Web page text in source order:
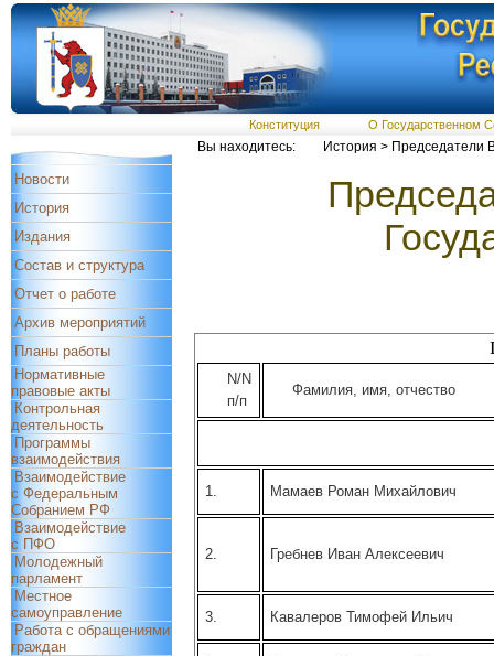
Конституция О Государственном
Новости
История
Издания
Состав и структура
Отчет о работе
Архив мероприятий
Планы работы
Нормативные
правовые акты
Контрольная
деятельность
Программы
взаимодействия
Взаимодействие
с Федеральным
Собранием РФ
Взаимодействие
с ПФО
Молодежный
парламент
Местное
самоуправление
Работа с обращениями
граждан
Вы находитесь: История > Председатели
N/N
п/п
Фамилия, имя, отчество
1. Мамаев Роман Михайлович
2. Гребнев Иван Алексеевич
3. Кавалеров Тимофей Ильич